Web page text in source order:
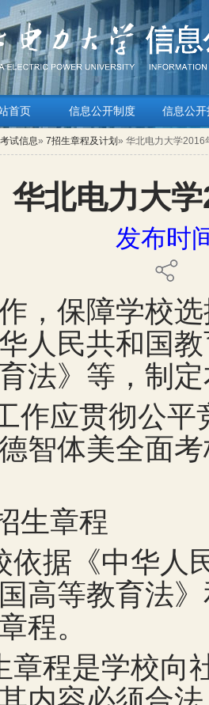
首页 信息公开制度 信息公开
试信息» 7招生章程及计划 » 华北电力大学2016
华北电力大
发布时
，保障学校
人民共和国
法》等，制
作应贯彻公平
智体美全面
生章程
依据《中华人
高等教育法
程。
章程是学校向